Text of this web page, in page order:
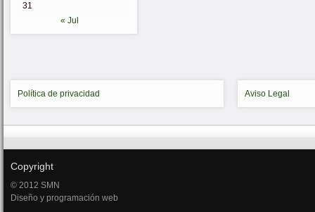
31
« Jul
Política de privacidad Aviso Legal
Copyright
© 2012 SMN
Diseño y programación web